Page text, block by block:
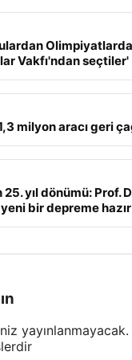
Vakfı'ndan seçtiler'
milyon aracı geri
yıl dönümü: Prof.
bir depreme
yayınlanmayacak.